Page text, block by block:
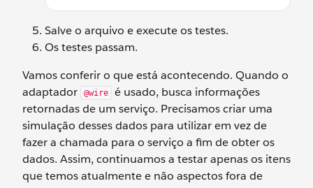
Salve o arquivo e execute os testes.
Os testes passam.
Vamos conferir o que está acontecendo. Quando o
adaptador
@wire
é usado, busca informações
retornadas de um serviço. Precisamos criar uma
simulação desses dados para utilizar em vez de
fazer a chamada para o serviço a fim de obter os
dados. Assim, continuamos a testar apenas os itens
que temos atualmente e não aspectos fora de